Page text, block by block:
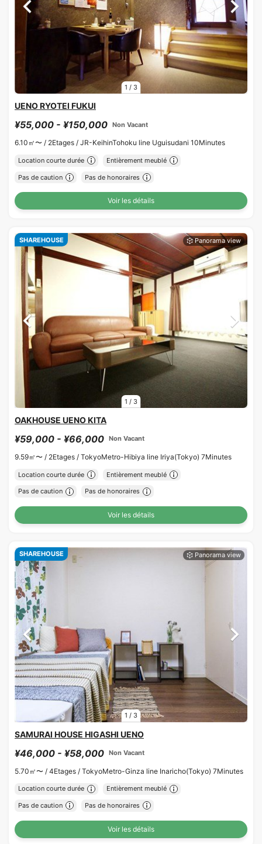
1 / 3
UENO RYOTEI FUKUI
¥55,000 - ¥150,000 Non Vacant
6.10㎡〜 / 2Etages / JR-KeihinTohoku line Uguisudani 10Minutes
Location courte durée Entièrement meublé
Pas de caution Pas de honoraires
Voir les détails
1 / 3
SHAREHOUSE
OAKHOUSE UENO KITA
¥59,000 - ¥66,000 Non Vacant
9.59㎡〜 / 2Etages / TokyoMetro-Hibiya line Iriya(Tokyo) 7Minutes
Location courte durée Entièrement meublé
Pas de caution Pas de honoraires
Voir les détails
1 / 3
SHAREHOUSE
SAMURAI HOUSE HIGASHI UENO
¥46,000 - ¥58,000 Non Vacant
5.70㎡〜 / 4Etages / TokyoMetro-Ginza line Inaricho(Tokyo) 7Minutes
Location courte durée Entièrement meublé
Pas de caution Pas de honoraires
Voir les détails